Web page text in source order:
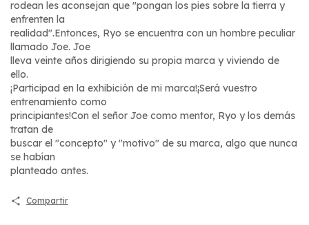
rodean les aconsejan que "pongan los pies sobre la tierra y
enfrenten la
realidad".Entonces, Ryo se encuentra con un hombre peculiar
llamado Joe. Joe
lleva veinte años dirigiendo su propia marca y viviendo de
ello.
¡Participad en la exhibición de mi marca!¡Será vuestro
entrenamiento como
principiantes!Con el señor Joe como mentor, Ryo y los demás
tratan de
buscar el "concepto" y "motivo" de su marca, algo que nunca
se habían
planteado antes.
Compartir